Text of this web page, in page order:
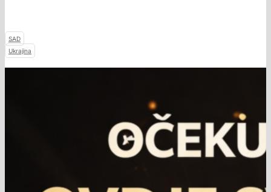
SAD
Ukrajina